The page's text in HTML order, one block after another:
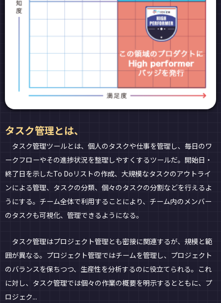
タスク管理とは、
タスク管理ツールとは、個人のタスクや仕事を管理し、毎日のワ
ークフローやその進捗状況を整理しやすくするツールだ。開始日・
終了日を示したTo Doリストの作成、大規模なタスクのアウトライ
ンによる管理、タスクの分類、個々のタスクの分割などを行えるよ
うにする。チーム全体で利用することにより、チーム内のメンバー
のタスクも可視化、管理できるようになる。
タスク管理はプロジェクト管理とも密接に関連するが、規模と範
囲が異なる。プロジェクト管理ではチームを管理し、プロジェクト
のバランスを保ちつつ、生産性を分析するのに役立てられる。これ
に対し、タスク管理では個々の作業の概要を明示するとともに、プ
ロジェク...